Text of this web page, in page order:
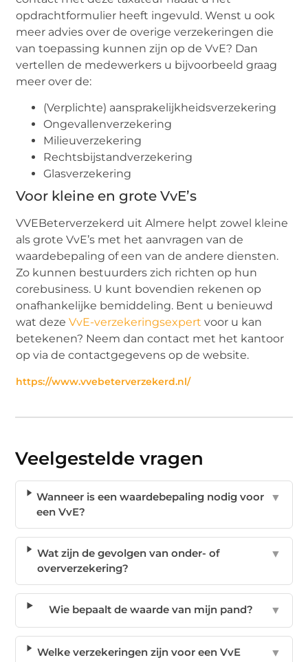
opdrachtformulier heeft ingevuld. Wenst u ook
meer advies over de overige verzekeringen die
van toepassing kunnen zijn op de VvE? Dan
vertellen de medewerkers u bijvoorbeeld graag
meer over de:
(Verplichte) aansprakelijkheidsverzekering
Ongevallenverzekering
Milieuverzekering
Rechtsbijstandverzekering
Glasverzekering
Voor kleine en grote VvE’s
VVEBeterverzekerd uit Almere helpt zowel kleine
als grote VvE’s met het aanvragen van de
waardebepaling of een van de andere diensten.
Zo kunnen bestuurders zich richten op hun
corebusiness. U kunt bovendien rekenen op
onafhankelijke bemiddeling. Bent u benieuwd
wat dezeVvE-verzekeringsexpert voor u kan
betekenen? Neem dan contact met het kantoor
op via de contactgegevens op de website.
https://www.vvebeterverzekerd.nl/
Veelgestelde vragen
Wanneer is een waardebepaling nodig voor
een VvE?
▼
Wat zijn de gevolgen van onder- of
oververzekering?
▼
Wie bepaalt de waarde van mijn pand? ▼
Welke verzekeringen zijn voor een VvE
▼